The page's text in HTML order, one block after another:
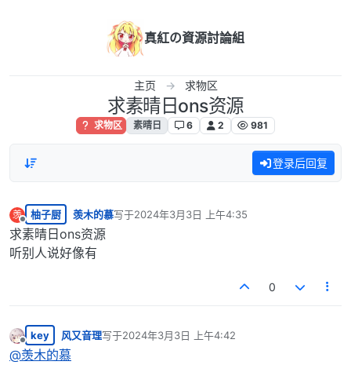
真紅の資源討論組
主页 求物区
求素晴日ons资源
求物区 素晴日 6 2 981
登录后回复
羡
离线
柚子厨 羡木的慕写于2024年3月3日 上午4:35
最后由 编辑
求素晴日ons资源
听别人说好像有
0
离线
key 风又音理写于2024年3月3日 上午4:42
最后由 编辑
@羡木的慕